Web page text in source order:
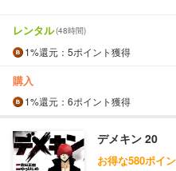
レンタル(48時間)
1%還元 ：5ポイント獲得
購入
1%還元 ：6ポイント獲得
デメキン 20
お得な580ポイ